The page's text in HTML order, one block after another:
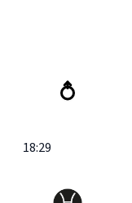
18:29